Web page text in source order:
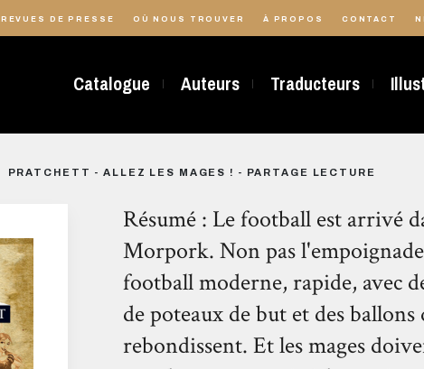
REVUES DE PRESSE OÙ NOUS TROUVER À PROPOS CONTACT
Catalogue Auteurs Traducteurs
PRATCHETT - ALLEZ LES MAGES ! - PARTAGE LECTURE
Résumé : Le football est arrivé
Morpork. Non pas
football moderne, rapide, avec
de poteaux de but et des
rebondissent. Et les mages